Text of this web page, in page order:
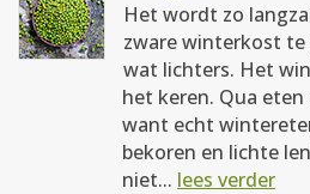
Het wordt zo
zware winterkost te
wat lichters. Het
het keren. Qua
want echt
bekoren en lichte
niet... lees verder